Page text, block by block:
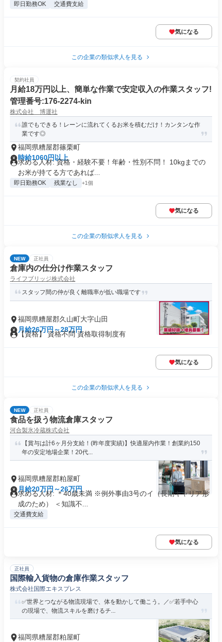
即日勤務OK 交通費支給
気になる
この企業の類似求人を見る
契約社員
月給18万円以上、簡単な作業で安定収入の作業スタッフ!
管理番号:176-2274-kin
株式会社 博運社
誰でもできる！レーンに流れてくるお米を積むだけ！カンタンな作
業です◎
福岡県糟屋郡篠栗町
時給1060円以上
求める人材: 資格・経験不要！年齢・性別不問！ 10kgまでの
お米が持てる方であれば...
即日勤務OK 残業なし +1個
気になる
この企業の類似求人を見る
NEW 正社員
倉庫内の仕分け作業スタッフ
ライフブリッジ株式会社
スタッフ間の仲が良く離職率が低い職場です
福岡県糟屋郡久山町大字山田
月給26万円～28万円
【資格】 資格不問 資格取得制度有
気になる
この企業の類似求人を見る
NEW 正社員
食品を扱う物流倉庫スタッフ
河合製氷冷蔵株式会社
【賞与は計6ヶ月分支給！(昨年度実績)】快適屋内作業！創業約150
年の安定地場企業！20代...
福岡県糟屋郡粕屋町
月給20万円～26万円
求める人材: ＊40歳未満 ※例外事由3号のイ（長期キャリア形
成のため） ＜知識不...
交通費支給
気になる
正社員
国際輸入貨物の倉庫作業スタッフ
株式会社国際エキスプレス
✅世界とつながる物流現場で、体を動かして働こう。／✅若手中心
の現場で、物流スキルを磨けるチ...
福岡県糟屋郡粕屋町